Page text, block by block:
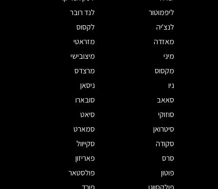
ליפמוטור
לנד רובר
לנצ'יה
לקסוס
מאזדה
מזראטי
מיני
מיצובישי
מקסוס
מרצדס
ניו
ניסאן
סאאב
סובארו
סוזוקי
סיאט
סיטרואן
סמארט
סקודה
סקייוול
סרס
פאריזון
פוטון
פולסטאר